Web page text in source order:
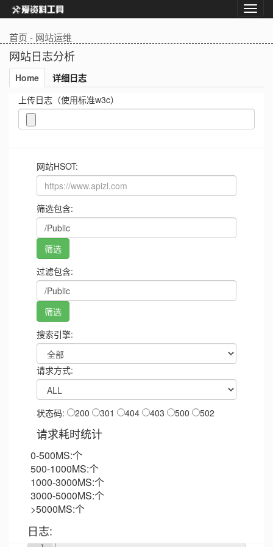
首页 - 网站运维
网站日志分析
Home
详细日志
上传日志（使用标准w3c）
网站HSOT:
筛选包含:
过滤包含:
搜索引擎:
请求方式:
状态码: 200 301 404 403 500 502
请求耗时统计
0-500MS:个
500-1000MS:个
1000-3000MS:个
3000-5000MS:个
>5000MS:个
日志: